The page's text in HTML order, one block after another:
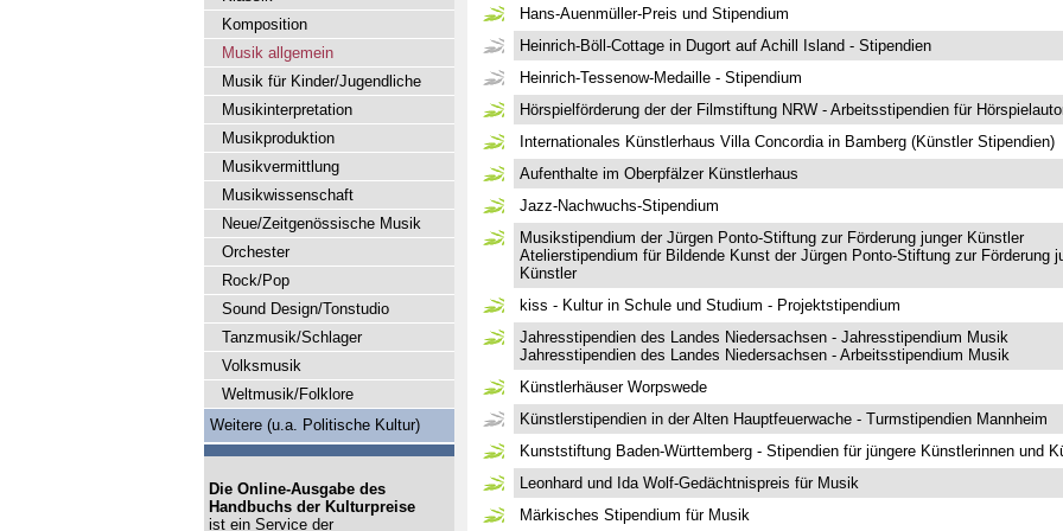
Hans-Auenmüller-Preis und Stipendium
Heinrich-Böll-Cottage in Dugort auf Achill Island - Stipendien
Heinrich-Tessenow-Medaille - Stipendium
Hörspielförderung der der Filmstiftung NRW - Arbeitsstipendien für
Internationales Künstlerhaus Villa Concordia in Bamberg (Künstler Stipendien)
Aufenthalte im Oberpfälzer Künstlerhaus
Jazz-Nachwuchs-Stipendium
Musikstipendium der Jürgen Ponto-Stiftung zur Förderung junger Künstler
Atelierstipendium für Bildende Kunst der Jürgen Ponto-Stiftung zur Förderung
Künstler
kiss - Kultur in Schule und Studium - Projektstipendium
Jahresstipendien des Landes Niedersachsen - Jahresstipendium Musik
Jahresstipendien des Landes Niedersachsen - Arbeitsstipendium Musik
Künstlerhäuser Worpswede
Künstlerstipendien in der Alten Hauptfeuerwache - Turmstipendien Mannheim
Kunststiftung Baden-Württemberg - Stipendien für jüngere Künstlerinnen und
Leonhard und Ida Wolf-Gedächtnispreis für Musik
Märkisches Stipendium für Musik
Komposition
Musik allgemein
Musik für Kinder/Jugendliche
Musikinterpretation
Musikproduktion
Musikvermittlung
Musikwissenschaft
Neue/Zeitgenössische Musik
Orchester
Rock/Pop
Sound Design/Tonstudio
Tanzmusik/Schlager
Volksmusik
Weltmusik/Folklore
Weitere (u.a. Politische Kultur)
Die Online-Ausgabe des
Handbuchs der Kulturpreise
ist ein Service der